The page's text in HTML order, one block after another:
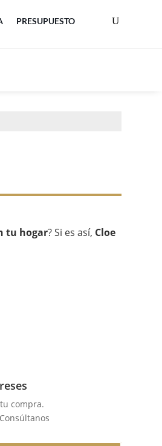
PRESUPUESTO
tu hogar? Si es así, Cloe
compra.